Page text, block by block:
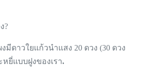
?
มีดาวใยแก้วนำแสง 20 ดวง (30 ดวง
ยี่แบบฝูงของเรา.